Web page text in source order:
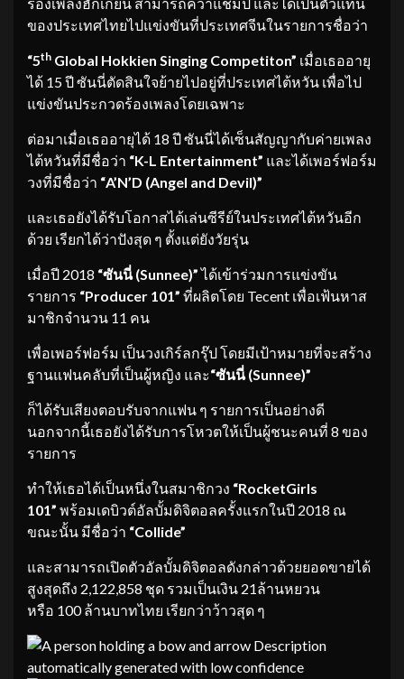
ของประเทศไทยไปแข่งขันที่ประเทศจีนในรายการชื่อว่า
“5th Global Hokkien Singing Competiton” เมื่อเธออายุ
ได้ 15 ปี ซันนี่ตัดสินใจย้ายไปอยู่ที่ประเทศไต้หวัน เพื่อไป
แข่งขันประกวดร้องเพลงโดยเฉพาะ
ต่อมาเมื่อเธออายุได้ 18 ปี ซันนี่ได้เซ็นสัญญากับค่ายเพลง
ไต้หวันที่มีชื่อว่า “K-L Entertainment” และได้เพอร์ฟอร์ม
วงที่มีชื่อว่า “A’N’D (Angel and Devil)”
และเธอยังได้รับโอกาสได้เล่นซีรีย์ในประเทศไต้หวันอีก
ด้วย เรียกได้ว่าปังสุด ๆ ตั้งแต่ยังวัยรุ่น
เมื่อปี 2018 “ซันนี่ (Sunnee)”ได้เข้าร่วมการแข่งขัน
รายการ “Producer 101” ที่ผลิตโดย Tecent เพื่อเฟ้นหาส
มาชิกจำนวน 11 คน
เพื่อเพอร์ฟอร์ม เป็นวงเกิร์ลกรุ๊ป โดยมีเป้าหมายที่จะสร้าง
ฐานแฟนคลับที่เป็นผู้หญิง และ“ซันนี่ (Sunnee)”
ก็ได้รับเสียงตอบรับจากแฟน ๆ รายการเป็นอย่างดี
นอกจากนี้เธอยังได้รับการโหวตให้เป็นผู้ชนะคนที่ 8 ของ
รายการ
ทำให้เธอได้เป็นหนึ่งในสมาชิกวง “RocketGirls
101” พร้อมเดบิวต์อัลบั้มดิจิตอลครั้งแรกในปี 2018 ณ
ขณะนั้น มีชื่อว่า “Collide”
และสามารถเปิดตัวอัลบั้มดิจิตอลดังกล่าวด้วยยอดขายได้
สูงสุดถึง 2,122,858 ชุด รวมเป็นเงิน 21ล้านหยวน
หรือ 100 ล้านบาทไทย เรียกว่าว้าวสุด ๆ